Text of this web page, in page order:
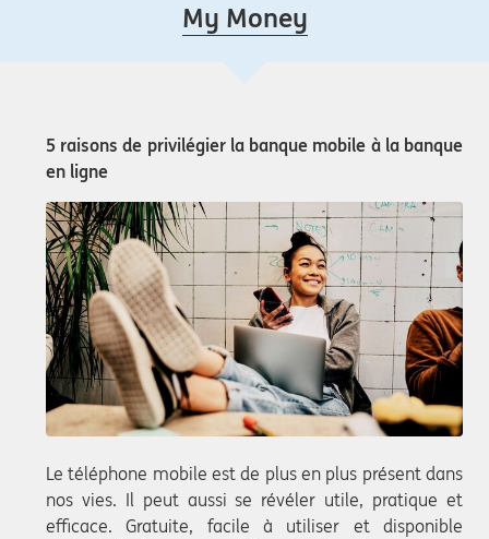
My Money
5 raisons de privilégier la banque mobile à la banque
en ligne
Le téléphone mobile est de plus en plus présent dans
nos vies. Il peut aussi se révéler utile, pratique et
efficace. Gratuite, facile à utiliser et disponible